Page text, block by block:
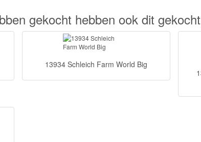
gekocht hebben ook dit
13934 Schleich Farm World Big